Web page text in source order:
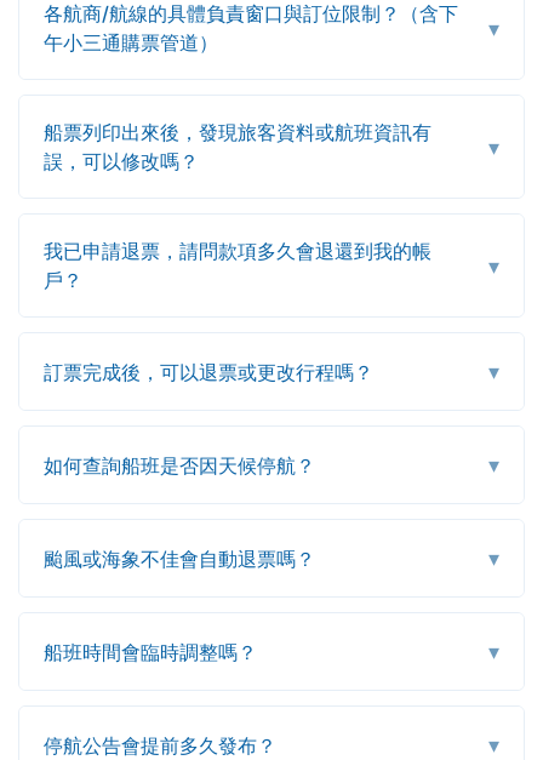
各航商/航線的具體負責窗口與訂位限制？（含下
午小三通購票管道）
▾
船票列印出來後，發現旅客資料或航班資訊有
誤，可以修改嗎？
▾
我已申請退票，請問款項多久會退還到我的帳
戶？
▾
訂票完成後，可以退票或更改行程嗎？ ▾
如何查詢船班是否因天候停航？ ▾
颱風或海象不佳會自動退票嗎？ ▾
船班時間會臨時調整嗎？ ▾
停航公告會提前多久發布？ ▾